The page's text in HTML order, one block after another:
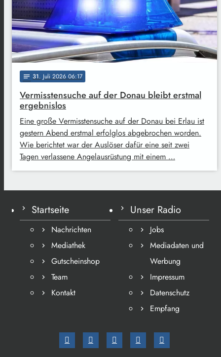
notes 31. Juli 2026 06:17
Vermisstensuche auf der Donau bleibt erstmal
ergebnislos
Eine große Vermisstensuche auf der Donau bei Erlau ist
gestern Abend erstmal erfolglos abgebrochen worden.
Wie berichtet war der Auslöser dafür eine seit zwei
Tagen verlassene Angelausrüstung mit einem …
Startseite
Nachrichten
Mediathek
Gutscheinshop
Team
Kontakt
Unser Radio
Jobs
Mediadaten und
Werbung
Impressum
Datenschutz
Empfang